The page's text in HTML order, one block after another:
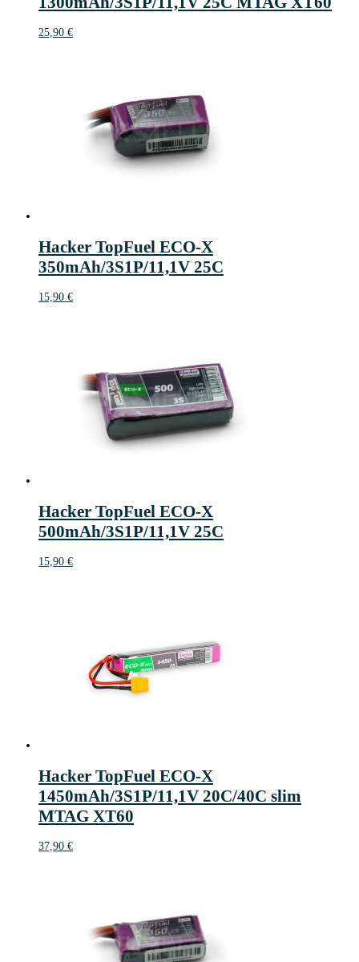
25,90 €
Hacker TopFuel ECO-X
350mAh/3S1P/11,1V 25C
15,90 €
Hacker TopFuel ECO-X
500mAh/3S1P/11,1V 25C
15,90 €
Hacker TopFuel ECO-X
1450mAh/3S1P/11,1V 20C/40C slim
MTAG XT60
37,90 €